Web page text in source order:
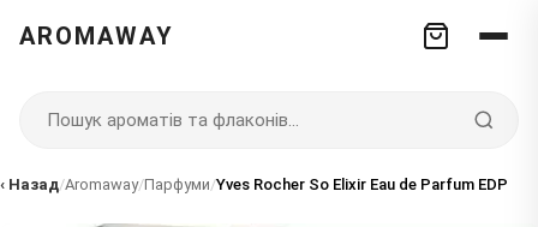
AROMAWAY
‹ Назад/Aromaway/Парфуми/Yves Rocher So Elixir Eau de Parfum EDP